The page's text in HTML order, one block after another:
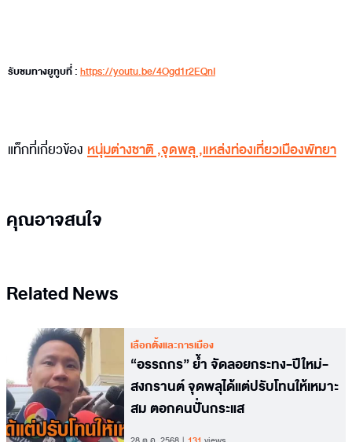
รับชมทางยูทูบที่ : https://youtu.be/4Ogd1r2EQnI
แท็กที่เกี่ยวข้อง หนุ่มต่างชาติ ,จุดพลุ,แหล่งท่องเที่ยวเมืองพัทยา
คุณอาจสนใจ
Related News
เลือกตั้งและการเมือง
“อรรถกร” ย้ำ จัดลอยกระทง-ปีใหม่-
สงกรานต์ จุดพลุได้แต่ปรับโทนให้เหมาะ
สม ตอกคนปั่นกระแส